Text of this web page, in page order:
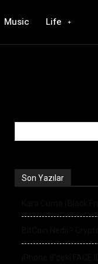
Music Life
Son Yazılar